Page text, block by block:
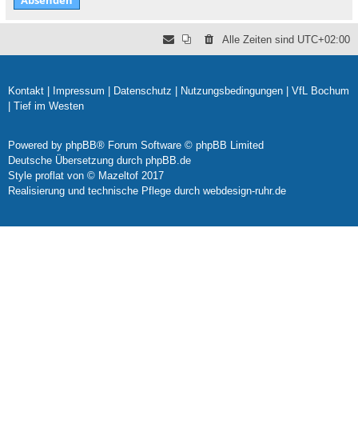
Alle Zeiten sind UTC+02:00
Kontakt Impressum Datenschutz Nutzungsbedingungen
VfL Bochum
Tief im Westen
Powered by phpBB® Forum Software © phpBB Limited
Deutsche Übersetzung durch phpBB.de
Style proflat von © Mazeltof 2017
Realisierung und technische Pflege durch webdesign-ruhr.de